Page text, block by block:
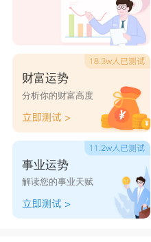
取闹，将所有异性都当
双子座
虽然双子座男生并
会用自己的方式来表达
就是，发闷气，不理伴
欲作祟，让他们不喜欢
旦伴侣没有按照他们的
伴侣冷战，不肯退步。
第五名：
天秤座
财富运势
分析你的财富高度
事业运势
解读您的事业天赋